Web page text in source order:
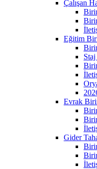
Çalışan
Eğitim
Evrak
Gider